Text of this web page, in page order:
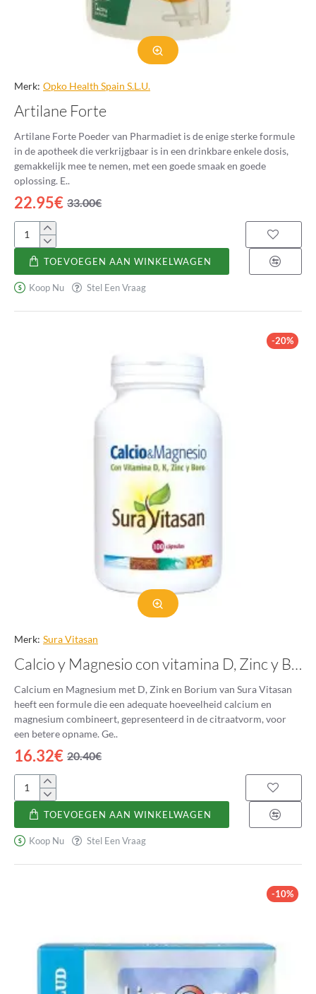
Merk: Opko Health Spain S.L.U.
Artilane Forte
Artilane Forte Poeder van Pharmadiet is de enige sterke formule
in de apotheek die verkrijgbaar is in een drinkbare enkele dosis,
gemakkelijk mee te nemen, met een goede smaak en goede
oplossing. E..
22.95€ 33.00€
Artilane
Forte
TOEVOEGEN AAN WINKELWAGEN
Koop Nu Stel Een Vraag
-20%
Merk: Sura Vitasan
Calcio y Magnesio con vitamina D, Zinc y Boro
Calcium en Magnesium met D, Zink en Borium van Sura Vitasan
heeft een formule die een adequate hoeveelheid calcium en
magnesium combineert, gepresenteerd in de citraatvorm, voor
een betere opname. Ge..
16.32€ 20.40€
Calcio
Magnesio
con
vitamina
D,
TOEVOEGEN AAN WINKELWAGEN
Koop Nu Stel Een Vraag
-10%